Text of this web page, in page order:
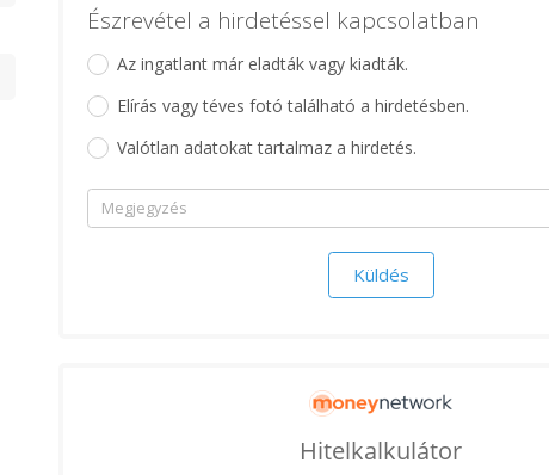
Észrevétel a hirdetéssel kapcsolatban
Az ingatlant már eladták vagy kiadták.
Elírás vagy téves fotó található a hirdetésben.
Valótlan adatokat tartalmaz a hirdetés.